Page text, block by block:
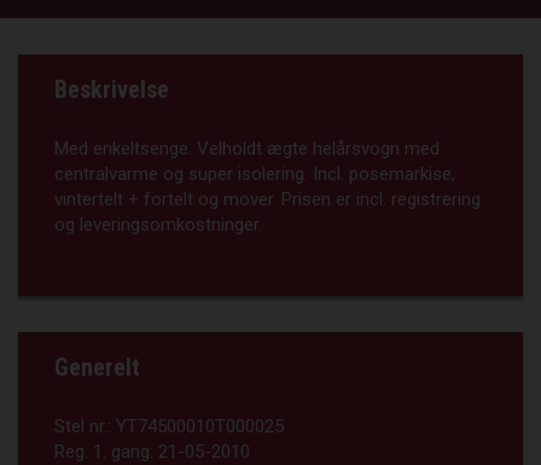
Beskrivelse
Med enkeltsenge. Velholdt ægte helårsvogn med
centralvarme og super isolering. Incl. posemarkise,
vintertelt + fortelt og mover. Prisen er incl. registrering
og leveringsomkostninger.
Generelt
Stel nr.: YT74500010T000025
Reg. 1. gang: 21-05-2010